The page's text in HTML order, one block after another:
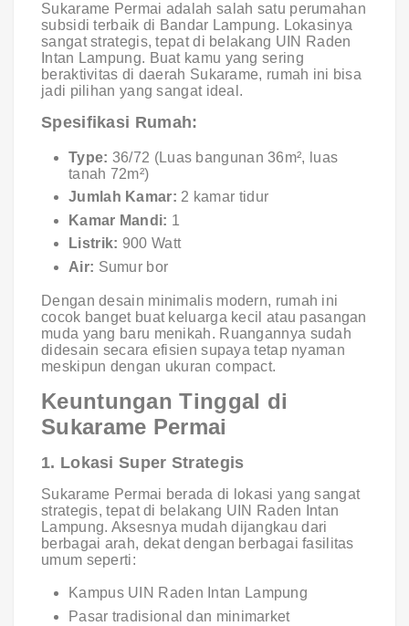
Sukarame Permai adalah salah satu perumahan
subsidi terbaik di Bandar Lampung. Lokasinya
sangat strategis, tepat di belakang UIN Raden
Intan Lampung. Buat kamu yang sering
beraktivitas di daerah Sukarame, rumah ini bisa
jadi pilihan yang sangat ideal.
Spesifikasi Rumah:
Type: 36/72 (Luas bangunan 36m², luas
tanah 72m²)
Jumlah Kamar: 2 kamar tidur
Kamar Mandi: 1
Listrik: 900 Watt
Air: Sumur bor
Dengan desain minimalis modern, rumah ini
cocok banget buat keluarga kecil atau pasangan
muda yang baru menikah. Ruangannya sudah
didesain secara efisien supaya tetap nyaman
meskipun dengan ukuran compact.
Keuntungan Tinggal di
Sukarame Permai
1. Lokasi Super Strategis
Sukarame Permai berada di lokasi yang sangat
strategis, tepat di belakang UIN Raden Intan
Lampung. Aksesnya mudah dijangkau dari
berbagai arah, dekat dengan berbagai fasilitas
umum seperti:
Kampus UIN Raden Intan Lampung
Pasar tradisional dan minimarket